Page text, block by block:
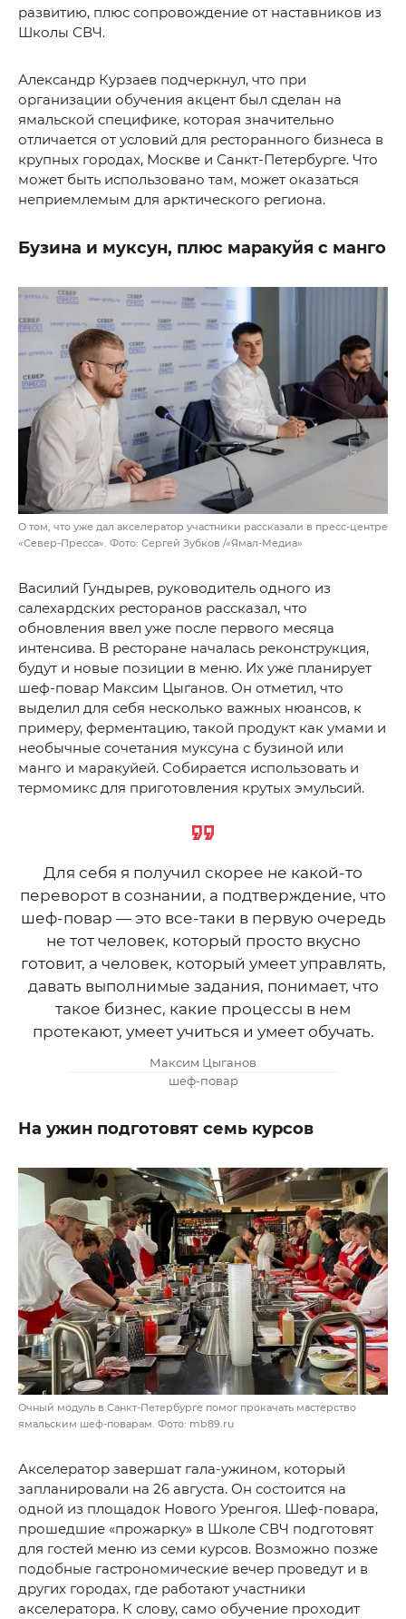
развитию, плюс сопровождение от наставников из
Школы СВЧ.
Александр Курзаев подчеркнул, что при
организации обучения акцент был сделан на
ямальской специфике, которая значительно
отличается от условий для ресторанного бизнеса в
крупных городах, Москве и Санкт-Петербурге. Что
может быть использовано там, может оказаться
неприемлемым для арктического региона.
Бузина и муксун, плюс маракуйя с манго
О том, что уже дал акселератор участники рассказали в пресс-центре
«Север-Пресса». Фото: Сергей Зубков /«Ямал-Медиа»
Василий Гундырев, руководитель одного из
салехардских ресторанов рассказал, что
обновления ввел уже после первого месяца
интенсива. В ресторане началась реконструкция,
будут и новые позиции в меню. Их уже планирует
шеф-повар Максим Цыганов. Он отметил, что
выделил для себя несколько важных нюансов, к
примеру, ферментацию, такой продукт как умами и
необычные сочетания муксуна с бузиной или
манго и маракуйей. Собирается использовать и
термомикс для приготовления крутых эмульсий.
Для себя я получил скорее не какой-то
переворот в сознании, а подтверждение, что
шеф-повар — это все-таки в первую очередь
не тот человек, который просто вкусно
готовит, а человек, который умеет управлять,
давать выполнимые задания, понимает, что
такое бизнес, какие процессы в нем
протекают, умеет учиться и умеет обучать.
Максим Цыганов
шеф-повар
На ужин подготовят семь курсов
Очный модуль в Санкт-Петербурге помог прокачать мастерство
ямальским шеф-поварам. Фото: mb89.ru
Акселератор завершат гала-ужином, который
запланировали на 26 августа. Он состоится на
одной из площадок Нового Уренгоя. Шеф-повара,
прошедшие «прожарку» в Школе СВЧ подготовят
для гостей меню из семи курсов. Возможно позже
подобные гастрономические вечер проведут и в
других городах, где работают участники
акселератора. К слову, само обучение проходит